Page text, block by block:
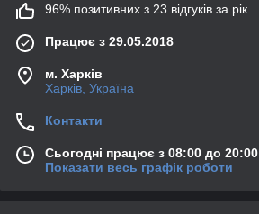
96% позитивних з 23 відгуків за рік
Працює з 29.05.2018
м. Харків
Харків, Україна
Контакти
Сьогодні працює з 08:00 до 20:00
Показати весь графік роботи